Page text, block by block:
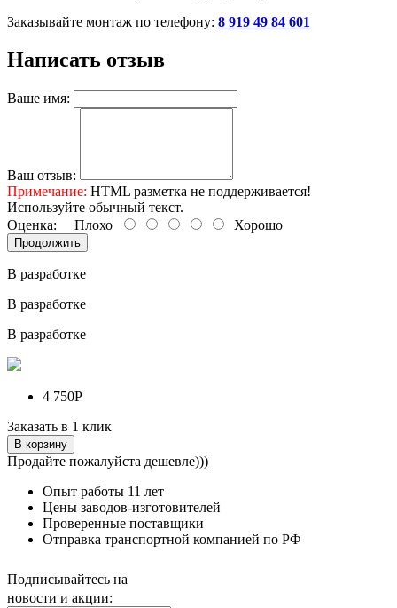
Заказывайте монтаж по телефону: 8 919 49 84 601
Написать отзыв
Ваше имя:
Ваш отзыв:
Примечание: HTML разметка не поддерживается!
Используйте обычный текст.
Оценка: Плохо Хорошо
Продолжить
В разработке
В разработке
В разработке
4 750Р
Заказать в 1 клик
В корзину
Продайте пожалуйста дешевле)))
Опыт работы 11 лет
Цены заводов-изготовителей
Проверенные поставщики
Отправка транспортной компанией по РФ
Подписывайтесь на
новости и акции: